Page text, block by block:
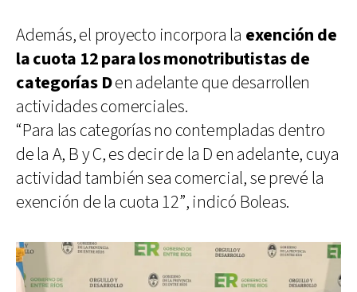
Además, el proyecto incorpora la exención de
la cuota 12 para los monotributistas de
categorías Den adelante que desarrollen
actividades comerciales.
“Para las categorías no contempladas dentro
de la A, B y C, es decir de la D en adelante, cuya
actividad también sea comercial, se prevé la
exención de la cuota 12”, indicó Boleas.